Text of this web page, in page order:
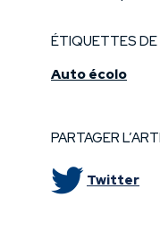
ÉTIQUETTES
Auto écolo
PARTAGER
Twitter